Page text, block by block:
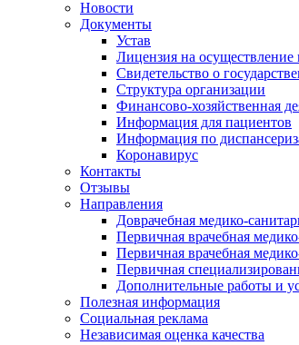
Новости
Документы
Устав
Лицензия на осуществление
Свидетельство о
Структура организации
Финансово-хозяйственная
Информация для пациентов
Информация по
Коронавирус
Контакты
Отзывы
Направления
Доврачебная медико-
Первичная врачебная
Первичная врачебная
Первичная
Дополнительные работы и
Полезная информация
Социальная реклама
Независимая оценка качества